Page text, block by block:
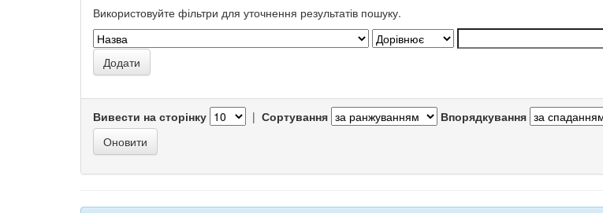
Використовуйте фільтри для уточнення результатів пошуку.
Вивести на сторінку | Сортування Впорядкування